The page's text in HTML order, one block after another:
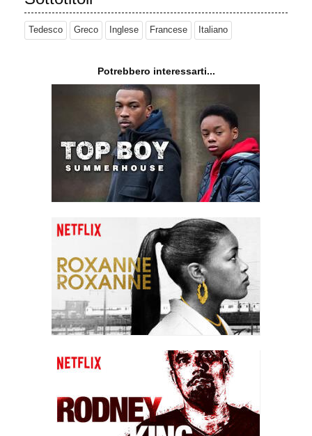
Tedesco Greco Inglese Francese Italiano
Potrebbero interessarti...